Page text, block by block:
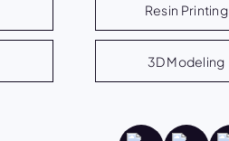
Resin Printing
3D Modeling